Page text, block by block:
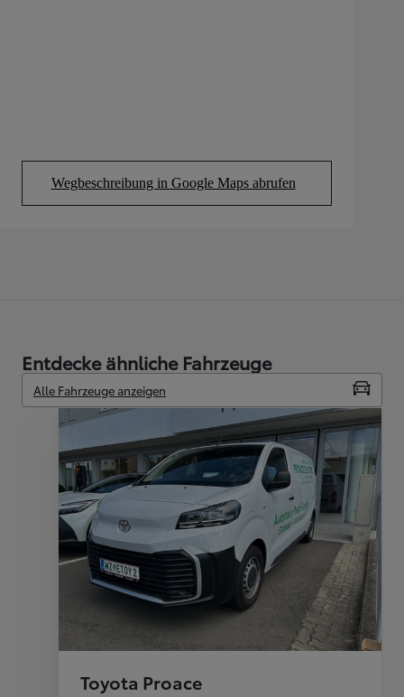
Wegbeschreibung in Google Maps abrufen
(Opens in new tab)
Entdecke ähnliche Fahrzeuge
Alle Fahrzeuge anzeigen
Toyota Proace